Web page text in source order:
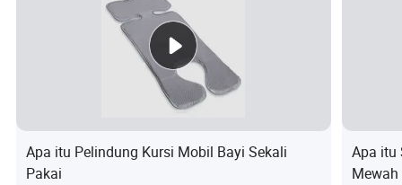
pengemudian lebih nyaman.
Desain pelindung pemeliharaan mobil yang baru ditingkatkan
menciptakan pengalaman yang nyaman dan membuat
mengemudi lebih nyaman
Apa itu Pelindung Kursi Mobil Bayi Sekali
Pakai
Apa itu